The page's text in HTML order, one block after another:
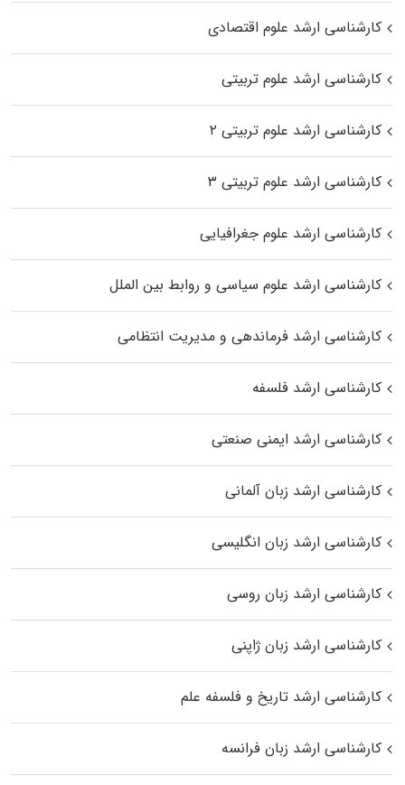
کارشناسی ارشد علوم اقتصادی
کارشناسی ارشد علوم تربیتی
کارشناسی ارشد علوم تربیتی ۲
کارشناسی ارشد علوم تربیتی ۳
کارشناسی ارشد علوم جغرافیایی
کارشناسی ارشد علوم سیاسی و روابط بین الملل
کارشناسی ارشد فرماندهی و مدیریت انتظامی
کارشناسی ارشد فلسفه
کارشناسی ارشد ایمنی صنعتی
کارشناسی ارشد زبان آلمانی
کارشناسی ارشد زبان انگلیسی
کارشناسی ارشد زبان روسی
کارشناسی ارشد زبان ژاپنی
کارشناسی ارشد تاریخ و فلسفه علم
کارشناسی ارشد زبان فرانسه